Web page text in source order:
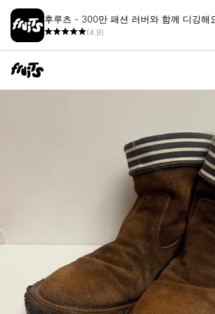
후루츠 - 300만 패션 러버와 함께 디깅해
(4.9)